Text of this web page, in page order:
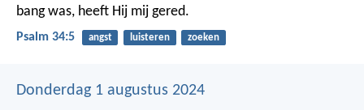
bang was, heeft Hij mij gered.
Psalm 34:5 angst luisteren zoeken
Donderdag 1 augustus 2024